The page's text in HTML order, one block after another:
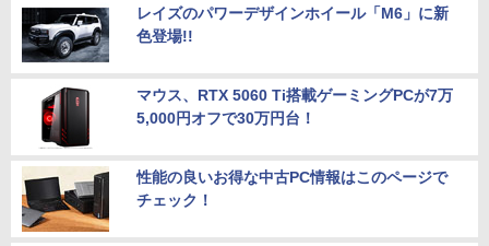
レイズのパワーデザインホイール「M6」に新
色登場!!
マウス、RTX 5060 Ti搭載ゲーミングPCが7万
5,000円オフで30万円台！
性能の良いお得な中古PC情報はこのページで
チェック！